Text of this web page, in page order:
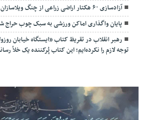
آزادسازی ۶۰ هکتار اراضی زراعی از چنگ ویلاسازان
پایان واگذاری اماکن ورزشی به سبک چوب حراج
رهبر انقلاب در تقریظ کتاب «ایستگاه خیابان
توجه لازم را نکرده‌ایم؛ این کتاب پُرکننده‌ یک خلأ